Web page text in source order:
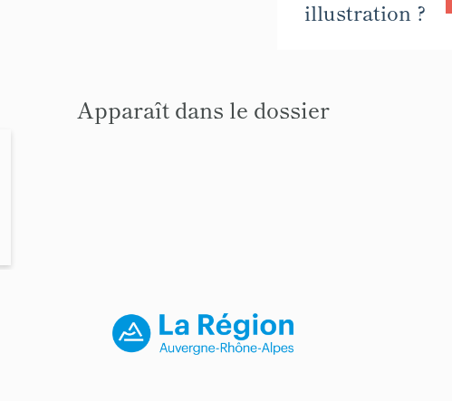
illustration ?
Apparaît dans le dossier